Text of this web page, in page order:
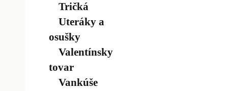
Tričká
Uteráky a
osušky
Valentínsky
tovar
Vankúše